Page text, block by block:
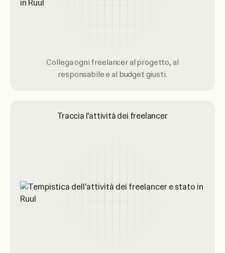
Collega ogni freelancer al progetto, al
responsabile e al budget giusti.
Traccia l'attività dei freelancer